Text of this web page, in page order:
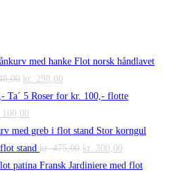
Flot norsk håndlavet
Den
oprindelige
pris
var:
kr. 348,00.
kr. 298,00
aktuelle
er:
kr. 298,00.
Ta´ 5 Roser for kr. 100,- flotte
100,00
aktuelle
pris
er:
Stor korngul
stand kr.475,00 Den
oprindelige
kr. 300,00
aktuelle
Fransk Jardiniere med flot